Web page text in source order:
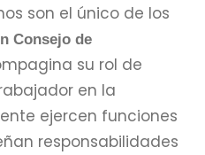
son el único de los
Consejo de
su rol de
en la
ejercen funciones
responsabilidades